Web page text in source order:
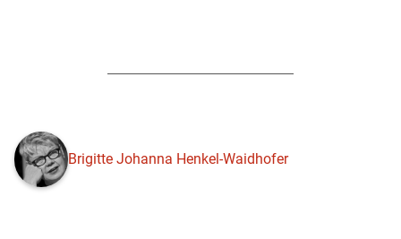
Brigitte Johanna Henkel-Waidhofer